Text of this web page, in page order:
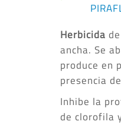
Herbicida
ancha. Se
produce en
presencia
Inhibe la
de clorofila